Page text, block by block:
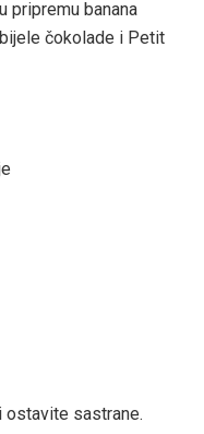
pripremu banana
čokolade i Petit
ostavite sastrane.